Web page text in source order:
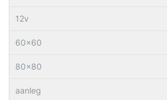
12v
60×60
80×80
aanleg